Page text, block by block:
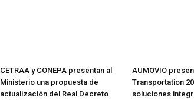
CETRAA y CONEPA presentan al
Ministerio una propuesta de
actualización del Real Decreto
AUMOVIO
Transportation
soluciones